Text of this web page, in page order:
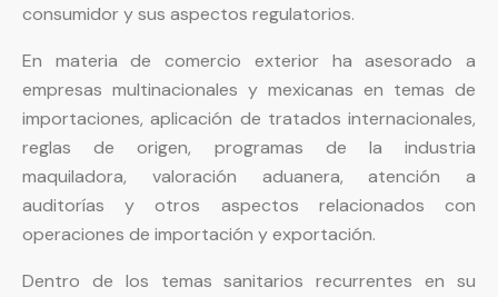
consumidor y sus aspectos regulatorios.
En materia de comercio exterior ha asesorado a
empresas multinacionales y mexicanas en temas de
importaciones, aplicación de tratados internacionales,
reglas de origen, programas de la industria
maquiladora, valoración aduanera, atención a
auditorías y otros aspectos relacionados con
operaciones de importación y exportación.
Dentro de los temas sanitarios recurrentes en su